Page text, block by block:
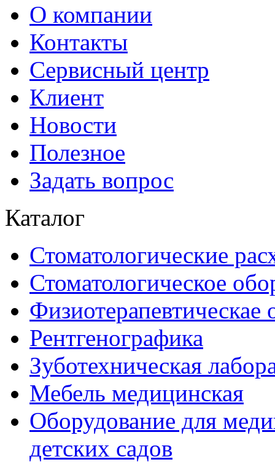
О компании
Контакты
Сервисный центр
Клиент
Новости
Полезное
Задать вопрос
Каталог
Стоматологические
Стоматологическое
Физиотерапевтическае
Рентгенографика
Зуботехническая
Мебель медицинская
Оборудование для
детских садов